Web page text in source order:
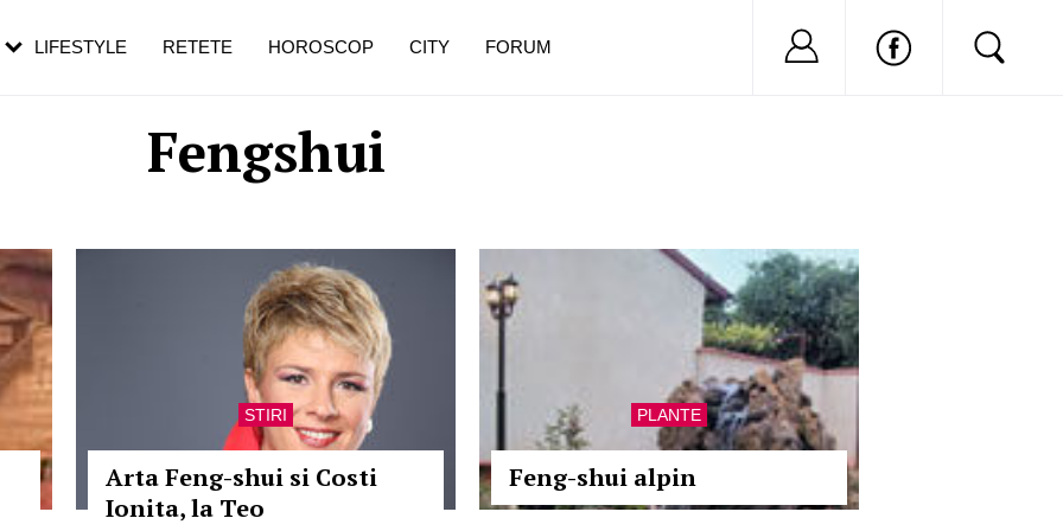
Fengshui
STIRI
Arta Feng-shui si Costi
Ionita, la Teo
PLANTE
Feng-shui alpin
LIFESTYLE RETETE HOROSCOP CITY FORUM Nu ai cont?
în vârstă
de dureroasă este investigația